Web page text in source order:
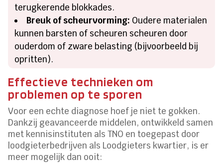
terugkerende blokkades.
Breuk of scheurvorming: Oudere materialen
kunnen barsten of scheuren scheuren door
ouderdom of zware belasting (bijvoorbeeld bij
opritten).
Effectieve technieken om
problemen op te sporen
Voor een echte diagnose hoef je niet te gokken.
Dankzij geavanceerde middelen, ontwikkeld samen
met kennisinstituten als TNO en toegepast door
loodgieterbedrijven als Loodgieters kwartier, is er
meer mogelijk dan ooit: